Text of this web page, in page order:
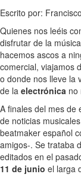
Escrito por:
Quienes nos leéis
disfrutar de la
hacemos ascos a
comercial, viajamos
o donde nos lleve la
de la electrónica no
A finales del mes de
de noticias
beatmaker español
amigos-. Se trataba
editados en el
11 de junio el larga